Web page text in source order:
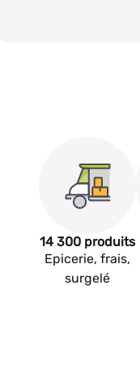
14 300 produits
Epicerie, frais,
surgelé